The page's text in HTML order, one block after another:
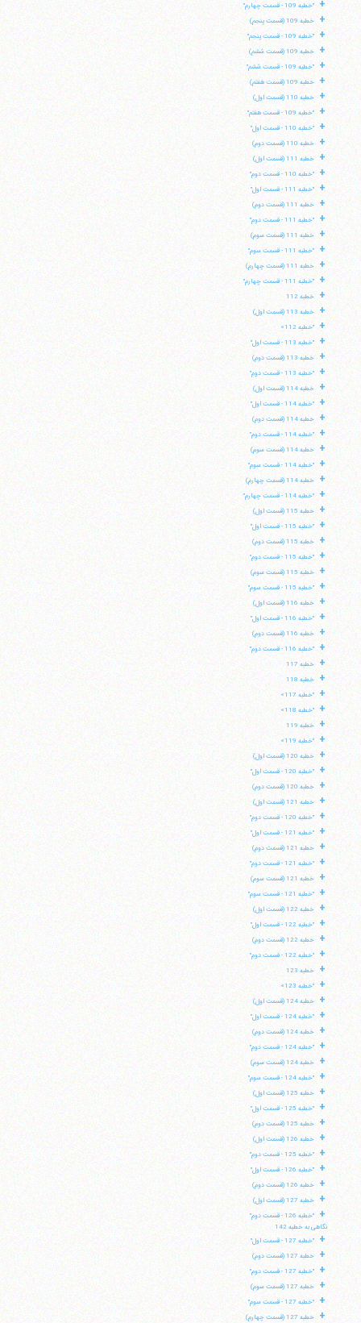
+ "خطبه 109 - قسمت چهارم"
+ خطبه 109 (قسمت پنجم)
+ "خطبه 109 - قسمت پنجم"
+ خطبه 109 (قسمت ششم)
+ "خطبه 109 - قسمت ششم"
+ خطبه 109 (قسمت هفتم)
+ خطبه 110 (قسمت اول)
+ "خطبه 109 - قسمت هفتم"
+ "خطبه 110 - قسمت اول"
+ خطبه 110 (قسمت دوم)
+ خطبه 111 (قسمت اول)
+ "خطبه 110 - قسمت دوم"
+ "خطبه 111 - قسمت اول"
+ خطبه 111 (قسمت دوم)
+ "خطبه 111 - قسمت دوم"
+ خطبه 111 (قسمت سوم)
+ "خطبه 111 - قسمت سوم"
+ خطبه 111 (قسمت چهارم)
+ "خطبه 111 - قسمت چهارم"
+ خطبه 112
+ خطبه 113 (قسمت اول)
+ "خطبه 112»
+ "خطبه 113 - قسمت اول"
+ خطبه 113 (قسمت دوم)
+ "خطبه 113 - قسمت دوم"
+ خطبه 114 (قسمت اول)
+ "خطبه 114 - قسمت اول"
+ خطبه 114 (قسمت دوم)
+ "خطبه 114 - قسمت دوم"
+ خطبه 114 (قسمت سوم)
+ "خطبه 114 - قسمت سوم"
+ خطبه 114 (قسمت چهارم)
+ "خطبه 114 - قسمت چهارم"
+ خطبه 115 (قسمت اول)
+ "خطبه 115 - قسمت اول"
+ خطبه 115 (قسمت دوم)
+ "خطبه 115 - قسمت دوم"
+ خطبه 115 (قسمت سوم)
+ "خطبه 115 - قسمت سوم"
+ خطبه 116 (قسمت اول)
+ "خطبه 116 - قسمت اول"
+ خطبه 116 (قسمت دوم)
+ "خطبه 116 - قسمت دوم"
+ خطبه 117
+ خطبه 118
+ "خطبه 117»
+ "خطبه 118»
+ خطبه 119
+ "خطبه 119»
+ خطبه 120 (قسمت اول)
+ "خطبه 120 - قسمت اول"
+ خطبه 120 (قسمت دوم)
+ خطبه 121 (قسمت اول)
+ "خطبه 120 - قسمت دوم"
+ "خطبه 121 - قسمت اول"
+ خطبه 121 (قسمت دوم)
+ "خطبه 121 - قسمت دوم"
+ خطبه 121 (قسمت سوم)
+ "خطبه 121 - قسمت سوم"
+ خطبه 122 (قسمت اول)
+ "خطبه 122 - قسمت اول"
+ خطبه 122 (قسمت دوم)
+ "خطبه 122 - قسمت دوم"
+ خطبه 123
+ "خطبه 123»
+ خطبه 124 (قسمت اول)
+ "خطبه 124 - قسمت اول"
+ خطبه 124 (قسمت دوم)
+ "خطبه 124 - قسمت دوم"
+ خطبه 124 (قسمت سوم)
+ "خطبه 124 - قسمت سوم"
+ خطبه 125 (قسمت اول)
+ "خطبه 125 - قسمت اول"
+ خطبه 125 (قسمت دوم)
+ خطبه 126 (قسمت اول)
+ "خطبه 125 - قسمت دوم"
+ "خطبه 126 - قسمت اول"
+ خطبه 126 (قسمت دوم)
+ خطبه 127 (قسمت اول)
+
"خطبه 126 - قسمت دوم"
نگاهی به خطبه 142
+ "خطبه 127 - قسمت اول"
+ خطبه 127 (قسمت دوم)
+ "خطبه 127 - قسمت دوم"
+ خطبه 127 (قسمت سوم)
+ "خطبه 127 - قسمت سوم"
+ خطبه 127 (قسمت چهارم)